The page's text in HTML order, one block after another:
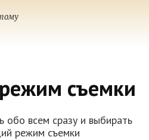
съемки
обо всем сразу и выбирать
режим съемки